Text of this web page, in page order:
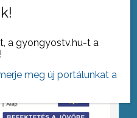
a gyongyostv.hu-t a
meg új portálunkat a